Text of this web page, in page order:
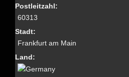
Postleitzahl:
60313
Stadt:
Frankfurt am Main
Land: